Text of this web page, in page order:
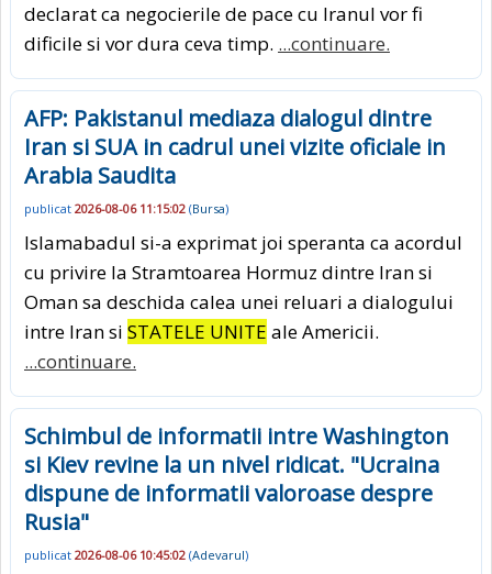
declarat ca negocierile de pace cu Iranul vor fi
dificile si vor dura ceva timp. ...continuare.
AFP: Pakistanul mediaza dialogul dintre
Iran si SUA in cadrul unei vizite oficiale in
Arabia Saudita
publicat 2026-08-06 11:15:02 (Bursa)
Islamabadul si-a exprimat joi speranta ca acordul
cu privire la Stramtoarea Hormuz dintre Iran si
Oman sa deschida calea unei reluari a dialogului
intre Iran si STATELE UNITE ale Americii.
...continuare.
Schimbul de informatii intre Washington
si Kiev revine la un nivel ridicat. "Ucraina
dispune de informatii valoroase despre
Rusia"
publicat 2026-08-06 10:45:02 (Adevarul)